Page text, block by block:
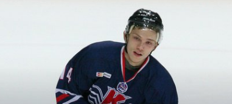
МХК Динамо СПб
МХК Динамо-М
МХК Спартак Толпар
Интернет-магазин
Приложение МХЛ